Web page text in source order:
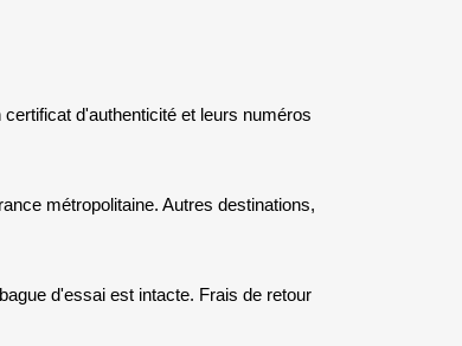
d'authenticité et leurs numéros
métropolitaine. Autres destinations,
d'essai est intacte. Frais de retour